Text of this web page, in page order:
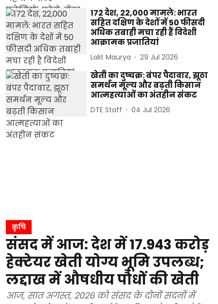
172 देश, 22,000 मामले: भारत
सहित दक्षिण के देशों में 50 फीसदी
अधिक तबाही मचा रही हैं विदेशी
आक्रामक प्रजातियां
Lalit Maurya 29 Jul 2026
खेती का दुष्चक्र: बंपर पैदावार, झूठा
समर्थन मूल्य और बढ़ती किसान
आत्महत्याओं का अंतहीन संकट
DTE Staff 04 Jul 2026
कृषि
संसद में आज: देश में 17.943 करोड़
हेक्टेयर खेती योग्य भूमि उपलब्ध;
लद्दाख में औषधीय पौधों की खेती
आज, सात अगस्त, 2026 को संसद के दोनों सदनों में